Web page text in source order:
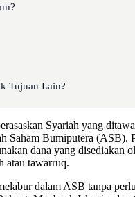
Tujuan Lain?
Syariah yang
Saham Bumiputera (ASB).
dana yang disediakan
atau tawarruq.
dalam ASB tanpa